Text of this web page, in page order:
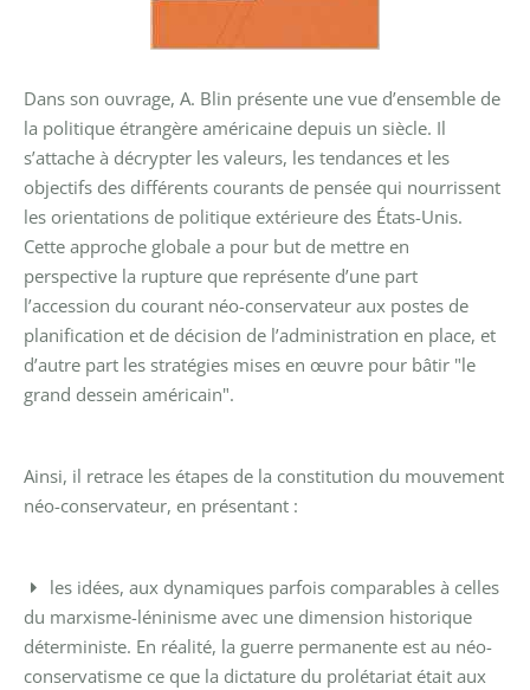
Dans son ouvrage, A. Blin présente une vue d’ensemble de
la politique étrangère américaine depuis un siècle. Il
s’attache à décrypter les valeurs, les tendances et les
objectifs des différents courants de pensée qui nourrissent
les orientations de politique extérieure des États-Unis.
Cette approche globale a pour but de mettre en
perspective la rupture que représente d’une part
l’accession du courant néo-conservateur aux postes de
planification et de décision de l’administration en place, et
d’autre part les stratégies mises en œuvre pour bâtir "le
grand dessein américain".
Ainsi, il retrace les étapes de la constitution du mouvement
néo-conservateur, en présentant :
les idées, aux dynamiques parfois comparables à celles
du marxisme-léninisme avec une dimension historique
déterministe. En réalité, la guerre permanente est au néo-
conservatisme ce que la dictature du prolétariat était aux